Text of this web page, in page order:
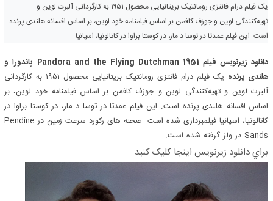
یک فیلم درام فانتزی رومانتیک بریتانیایی محصول ۱۹۵۱ به کارگردانی آلبرت لوین و
تهیه‌کنندگی لوین و جوزف کافمن بر اساس فیلمنامه خود لوین، بر اساس افسانه هلندی پرنده
است. این فیلم عمدتا در توسا د مار، در کوستا براوا در کاتالونیا، اسپانیا
دانلود زیرنویس فیلم Pandora and the Flying Dutchman 1951
پاندورا و
هلندی پرنده
یک فیلم درام فانتزی رومانتیک بریتانیایی محصول ۱۹۵۱ به کارگردانی
آلبرت لوین و تهیه‌کنندگی لوین و جوزف کافمن بر اساس فیلمنامه خود لوین، بر
اساس افسانه هلندی پرنده است. این فیلم عمدتا در توسا د مار، در کوستا براوا در
کاتالونیا، اسپانیا فیلمبرداری شده است. صحنه های رکورد سرعت زمین در Pendine
Sands در ولز گرفته شده است.
براي دانلود زيرنويس اينجا کليک کنيد